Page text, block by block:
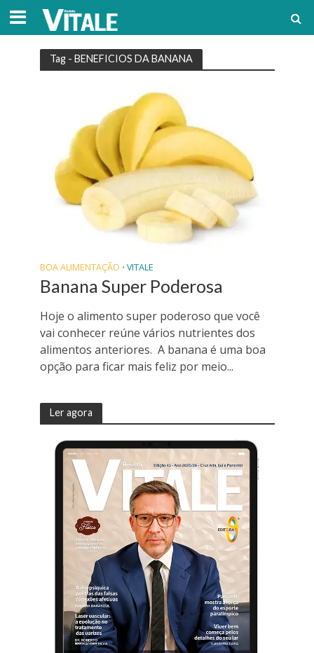
Tag - BENEFICIOS DA BANANA
BOA ALIMENTAÇÃO • VITALE
Banana Super Poderosa
Hoje o alimento super poderoso que você
vai conhecer reúne vários nutrientes dos
alimentos anteriores. A banana é uma boa
opção para ficar mais feliz por meio...
Ler agora